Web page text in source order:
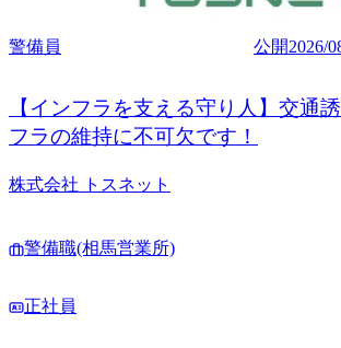
警備員 公開2026/
【インフラを支える守り人】交通
フラの維持に不可欠です！
株式会社 トスネット
警備職(相馬営業所)
正社員